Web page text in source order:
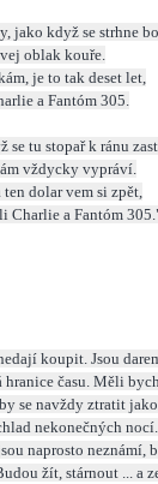
jako když se strhne
oblak kouře.
je to tak deset let,
a Fantóm 305.
tu stopař k ránu
vždycky vypráví.
dolar vem si zpět,
Charlie a Fantóm
koupit. Jsou
času. Měli
se navždy ztratit jako
nekonečných nocí.
naprosto neznámí,
žít, stárnout ... a